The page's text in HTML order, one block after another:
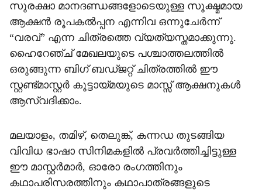
സുരക്ഷാ മാനദണ്ഡങ്ങളോടെയുള്ള സൂക്ഷ്മമായ
ആക്ഷൻ രൂപകൽപ്പന എന്നിവ ഒന്നുചേർന്ന്
“വരവ്” എന്ന ചിത്രത്തെ വ്യത്യസ്തമാക്കുന്നു.
ഹൈറേഞ്ച് മേഖലയുടെ പശ്ചാത്തലത്തിൽ
ഒരുങ്ങുന്ന ബിഗ് ബഡ്ജറ്റ് ചിത്രത്തിൽ ഈ
സ്റ്റണ്ട്മാസ്റ്റർ കൂട്ടായ്മയുടെ മാസ്സ് ആക്ഷനുകൾ
ആസ്വദിക്കാം.
മലയാളം, തമിഴ്, തെലുങ്ക്, കന്നഡ തുടങ്ങിയ
വിവിധ ഭാഷാ സിനിമകളിൽ പ്രവർത്തിച്ചിട്ടുള്ള
ഈ മാസ്റ്റർമാർ, ഓരോ രംഗത്തിനും
കഥാപരിസരത്തിനും കഥാപാത്രങ്ങളുടെ